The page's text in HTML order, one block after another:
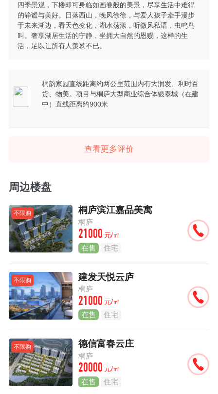
四季景观，下楼即可身临如画卷般的美景，尽享生活中难得
的静谧与美好。日落西山，晚风徐徐，与爱人孩子牵手漫步
于未来湖边，看天色变化，湖水荡漾，听微风私语，虫鸣鸟
叫。奢享湖居生活的宁静，坐拥大自然的恩赐，这样的生
活，足以让所有人羡慕不已。
桐韵家园直线距离约两公里范围内有大润发、利时百
货、物美。项目与桐庐大型商业综合体银泰城（在建
中）直线距离约900米
查看更多评价
周边楼盘
不限购 桐庐滨江嘉品美寓
桐庐
21000 元/㎡
在售 住宅
不限购 建发天悦云庐
桐庐
21000 元/㎡
在售 住宅
不限购 德信富春云庄
桐庐
20000 元/㎡
在售 住宅